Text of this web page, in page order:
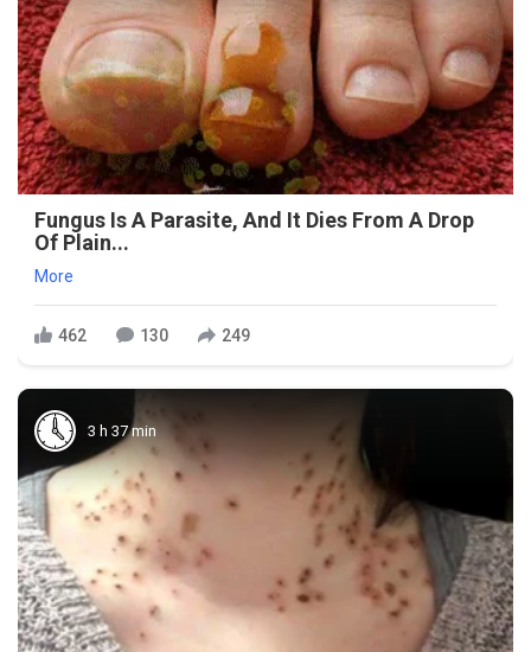
Fungus Is A Parasite, And It Dies From A Drop
Of Plain...
More
462 130 249
3 h 37 min